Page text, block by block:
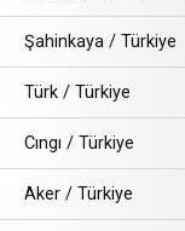
Şahinkaya / Türkiye
Türk / Türkiye
Cıngı / Türkiye
Aker / Türkiye